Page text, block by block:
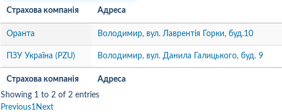
Страхова компанія Адреса
Страхова компанія Адреса
Оранта Володимир, вул. Лаврентія Горки, буд.10
ПЗУ Україна (PZU) Володимир, вул. Данила Галицького, буд. 9
Showing 1 to 2 of 2 entries
Previous1Next